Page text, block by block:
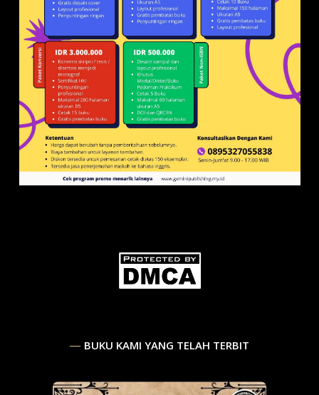
BUKU KAMI YANG TELAH TERBIT